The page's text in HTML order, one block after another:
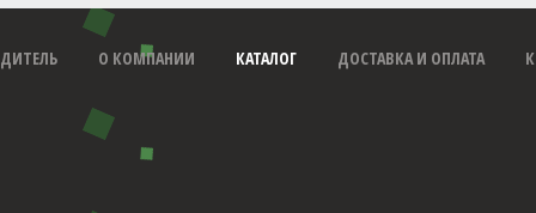
О КОМПАНИИ КАТАЛОГ ДОСТАВКА И ОПЛАТА